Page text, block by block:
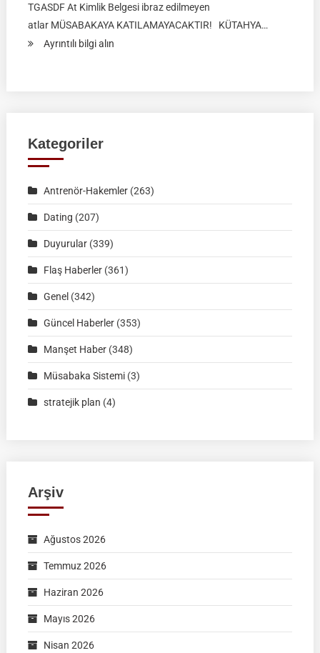
TGASDF At Kimlik Belgesi ibraz edilmeyen
atlar MÜSABAKAYA KATILAMAYACAKTIR! KÜTAHYA…
Ayrıntılı bilgi alın:
02
2026
Müsabaka
Ön
Formu
Kategoriler
Antrenör-Hakemler(263)
Dating (207)
Duyurular(339)
Flaş Haberler(361)
Genel(342)
Güncel Haberler(353)
Manşet Haber(348)
Müsabaka Sistemi(3)
stratejik plan (4)
Arşiv
Ağustos 2026
Temmuz 2026
Haziran 2026
Mayıs 2026
Nisan 2026